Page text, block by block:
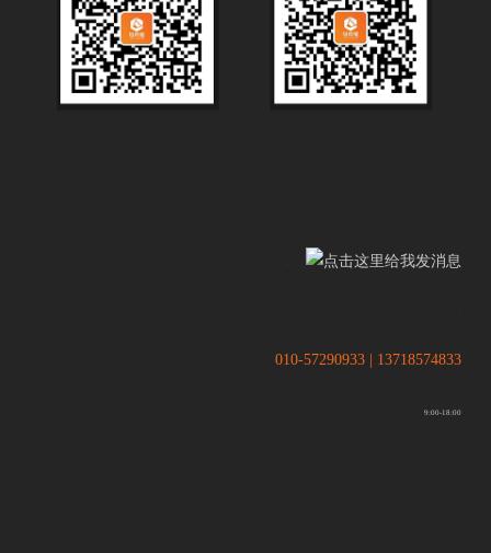
010-57290933 | 13718574833
9:00-18:00